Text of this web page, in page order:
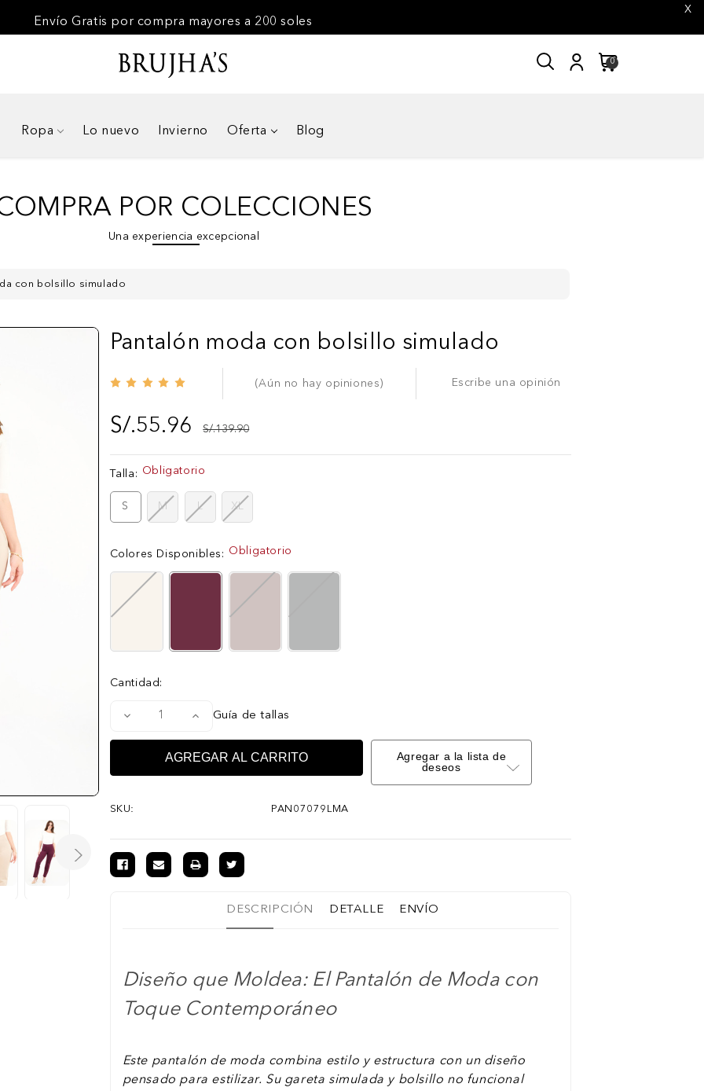
X
Envío Gratis por compra mayores a 200 soles
0
Ropa Lo nuevo Invierno Oferta Blog
POR COLECCIONES
Una experiencia excepcional
con bolsillo simulado
Pantalón moda con bolsillo simulado
(Aún no hay opiniones) Escribe una opinión
S/.55.96 S/.139.90
Existencias
actuales:
Talla: Obligatorio
S M L XL
Colores Disponibles: Obligatorio
Cantidad:
Disminuir
cantidad
simulado
Aumentar
cantidad
Pantalón
Guía de tallas
Agregar a la lista de
deseos
SKU: PAN07079LMA
DESCRIPCIÓN DETALLE ENVÍO
Diseño que Moldea: El Pantalón de Moda con
Toque Contemporáneo
Este pantalón de moda combina estilo y estructura con un diseño
pensado para estilizar. Su gareta simulada y bolsillo no funcional